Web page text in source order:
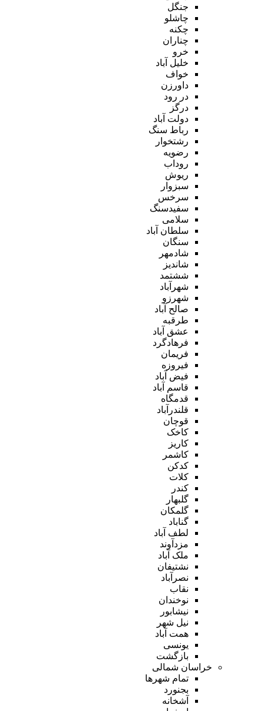
جنگل
چاشلو
چکنه
چناران
خرو
خلیل آباد
خواف
داورزن
در رود
درگز
دولت آباد
رباط سنگ
رشتخوار
رضویه
روداب
ریوش
سبزوار
سرخس
سفیدسنگ
سلامی
سلطان آباد
سنگان
شادمهر
شاندیز
ششتمد
شهرآباد
شهرزو
صالح آباد
طرقبه
عشق آباد
فرهادگرد
فریمان
فیروزه
فیض آباد
قاسم آباد
قدمگاه
قلندرآباد
قوچان
کاخک
کاریز
کاشمر
کدکن
کلات
کندر
گلبهار
گلمکان
گناباد
لطف آباد
مزدآوند
ملک آباد
نشتیفان
نصرآباد
نقاب
نوخندان
نیشابور
نیل شهر
همت آباد
یونسی
بازگشت
خراسان شمالی
تمام شهر‌ها
بجنورد
آشخانه